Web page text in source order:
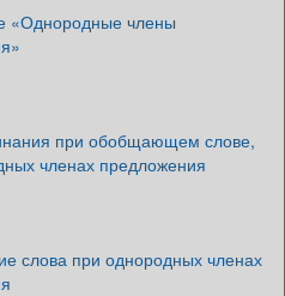
«Однородные члены
при обобщающем слове,
членах предложения
слова при однородных членах